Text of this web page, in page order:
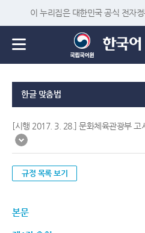
이 누리집은 대한민국 공식 전자
한글 맞춤법
[시행 2017. 3. 28.] 문화체육관광부
규정 목록 보기
본문